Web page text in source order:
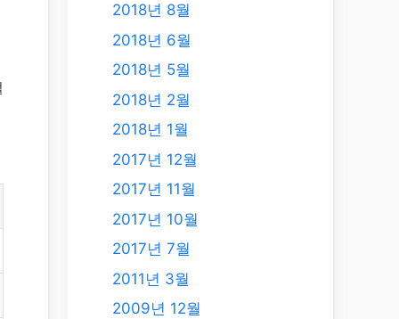
2018년 8월
2018년 6월
2018년 5월
2018년 2월
2018년 1월
2017년 12월
2017년 11월
2017년 10월
2017년 7월
2011년 3월
2009년 12월